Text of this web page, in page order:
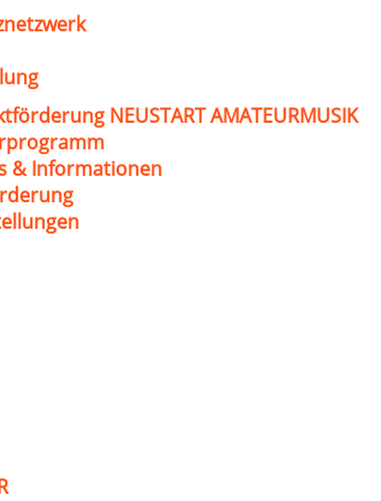
NEUSTART AMATEURMUSIK
& Informationen